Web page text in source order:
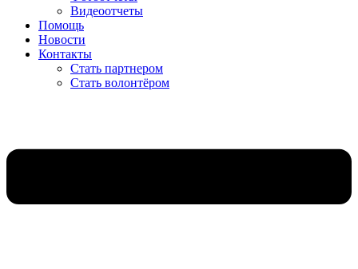
Видеоотчеты
Помощь
Новости
Контакты
Стать партнером
Стать волонтёром